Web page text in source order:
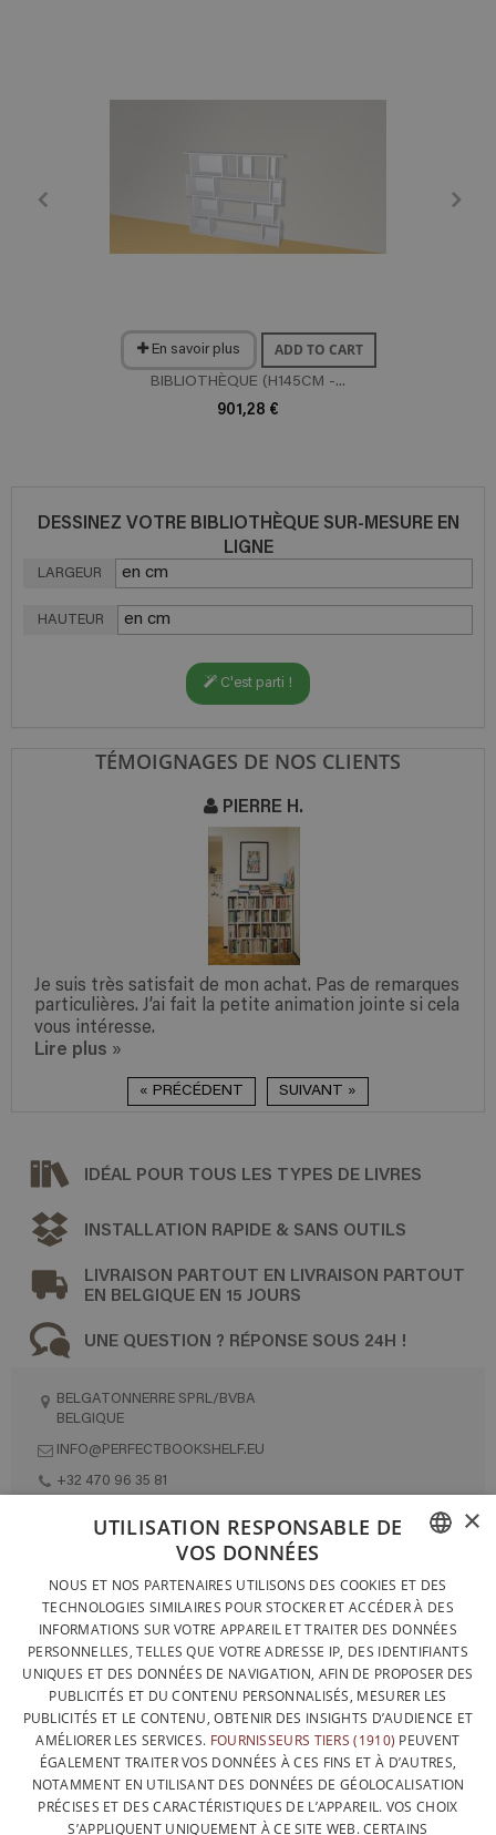
En savoir plus ADD TO CART
BIBLIOTHÈQUE (H145CM -...
901,28 €
DESSINEZ VOTRE BIBLIOTHÈQUE SUR-MESURE EN
LIGNE
LARGEUR
HAUTEUR
C'est parti !
TÉMOIGNAGES DE NOS CLIENTS
PIERRE H.
Je suis très satisfait de mon achat. Pas de remarques
particulières. J’ai fait la petite animation jointe si cela
vous intéresse.
Lire plus »
« PRÉCÉDENT SUIVANT »
IDÉAL POUR TOUS LES TYPES DE LIVRES
INSTALLATION RAPIDE & SANS OUTILS
LIVRAISON PARTOUT EN LIVRAISON PARTOUT
EN BELGIQUE EN 15 JOURS
UNE QUESTION ? RÉPONSE SOUS 24H !
BELGATONNERRE SPRL/BVBA
BELGIQUE
INFO@PERFECTBOOKSHELF.EU
+32 470 96 35 81
CONTACTEZ-NOUS
PROTECTION DES DONNÉES
CONDITIONS GÉNÉRALES DE VENTE
SITEMAP
FRENCH
DUTCH
ENGLISH
×
UTILISATION RESPONSABLE DE
VOS DONNÉES
NOUS ET NOS PARTENAIRES UTILISONS DES COOKIES ET DES
TECHNOLOGIES SIMILAIRES POUR STOCKER ET ACCÉDER À DES
INFORMATIONS SUR VOTRE APPAREIL ET TRAITER DES DONNÉES
PERSONNELLES, TELLES QUE VOTRE ADRESSE IP, DES IDENTIFIANTS
UNIQUES ET DES DONNÉES DE NAVIGATION, AFIN DE PROPOSER DES
PUBLICITÉS ET DU CONTENU PERSONNALISÉS, MESURER LES
PUBLICITÉS ET LE CONTENU, OBTENIR DES INSIGHTS D’AUDIENCE ET
AMÉLIORER LES SERVICES. FOURNISSEURS TIERS (1910) PEUVENT
ÉGALEMENT TRAITER VOS DONNÉES À CES FINS ET À D’AUTRES,
NOTAMMENT EN UTILISANT DES DONNÉES DE GÉOLOCALISATION
PRÉCISES ET DES CARACTÉRISTIQUES DE L’APPAREIL. VOS CHOIX
S’APPLIQUENT UNIQUEMENT À CE SITE WEB. CERTAINS